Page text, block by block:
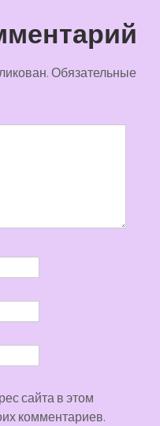
Обязательные
сайта в этом
комментариев.